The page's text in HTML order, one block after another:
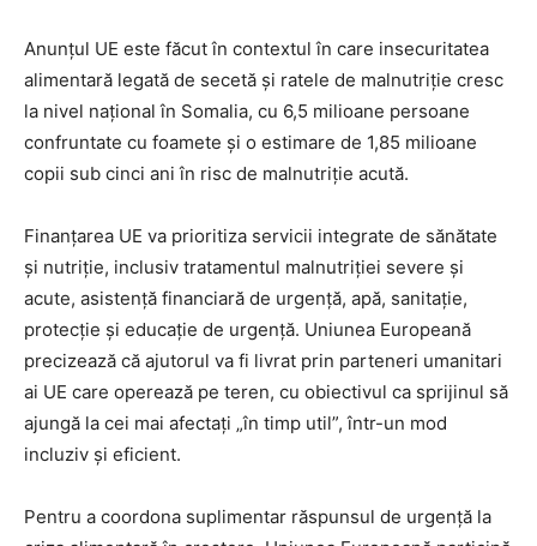
Anunțul UE este făcut în contextul în care insecuritatea
alimentară legată de secetă și ratele de malnutriție cresc
la nivel național în Somalia, cu 6,5 milioane persoane
confruntate cu foamete și o estimare de 1,85 milioane
copii sub cinci ani în risc de malnutriție acută.
Finanțarea UE va prioritiza servicii integrate de sănătate
și nutriție, inclusiv tratamentul malnutriției severe și
acute, asistență financiară de urgență, apă, sanitație,
protecție și educație de urgență. Uniunea Europeană
precizează că ajutorul va fi livrat prin parteneri umanitari
ai UE care operează pe teren, cu obiectivul ca sprijinul să
ajungă la cei mai afectați „în timp util”, într-un mod
incluziv și eficient.
Pentru a coordona suplimentar răspunsul de urgență la